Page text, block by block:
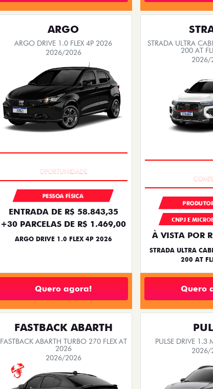
ARGO
ARGO DRIVE 1.0 FLEX 4P 2026
2026/2026
PESSOA FÍSICA
ENTRADA DE R$ 58.843,35
+30 PARCELAS DE R$ 1.469,00
ARGO DRIVE 1.0 FLEX 4P 2026
Quero agora!
STRADA ULTRA
200 AT
2026/
CNPJ E
À VISTA POR
STRADA ULTRA
200 AT
Quero
FASTBACK ABARTH
FASTBACK ABARTH TURBO 270 FLEX AT
2026
2026/2026
PULSE DRIVE 1.3
2026/